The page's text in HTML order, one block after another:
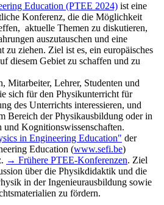
Education (PTEE 2024) ist eine
Konferenz, die die Möglichkeit
aktuelle Themen zu diskutieren,
auszutauschen und eine
zu ziehen. Ziel ist es, ein europäisches
diesem Gebiet zu schaffen und zu
Mitarbeiter, Lehrer, Studenten und
sich für den Physikunterricht für
des Unterrichts interessieren, und
Bereich der Physikausbildung oder in
Kognitionswissenschaften.
in Engineering Education" der
Education (www.sefi.be)
→ Frühere PTEE-Konferenzen. Ziel
über die Physikdidaktik und die
in der Ingenieurausbildung sowie
zu fördern.